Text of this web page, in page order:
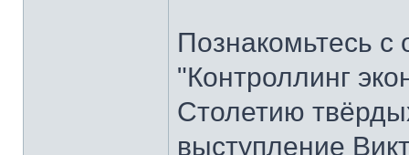
Познакомьтесь
"Контроллинг
Столетию
выступление